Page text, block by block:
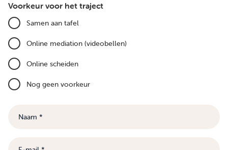
Voorkeur voor het traject
Samen aan tafel
Online mediation (videobellen)
Online scheiden
Nog geen voorkeur